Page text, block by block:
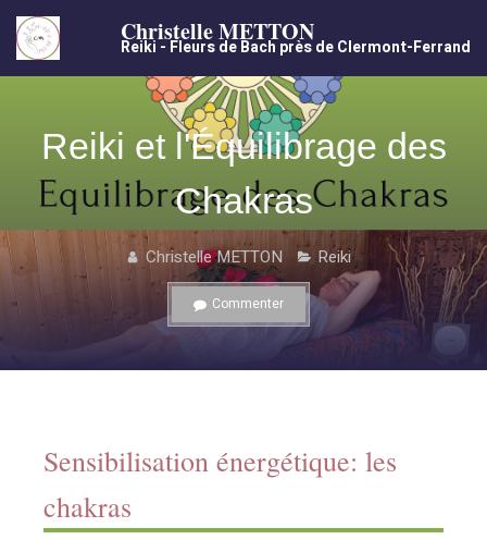
Christelle METTON
Reiki - Fleurs de Bach près de Clermont-Ferrand
Reiki et l'Équilibrage des
Chakras
Christelle METTON Reiki
Commenter
Sensibilisation énergétique: les
chakras